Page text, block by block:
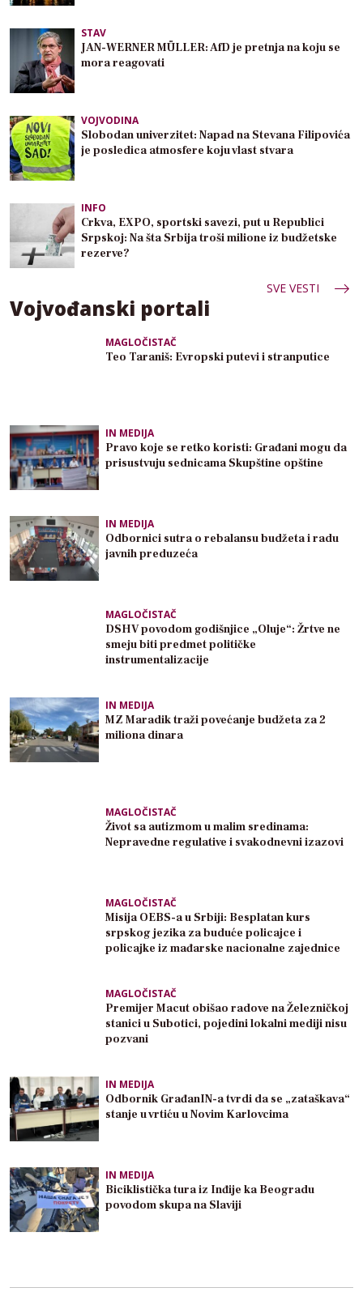
STAV
JAN-WERNER MÜLLER: AfD je pretnja na koju se
mora reagovati
VOJVODINA
Slobodan univerzitet: Napad na Stevana Filipovića
je posledica atmosfere koju vlast stvara
INFO
Crkva, EXPO, sportski savezi, put u Republici
Srpskoj: Na šta Srbija troši milione iz budžetske
rezerve?
SVE VESTI
Vojvođanski portali
MAGLOČISTAČ
Teo Taraniš: Evropski putevi i stranputice
IN MEDIJA
Pravo koje se retko koristi: Građani mogu da
prisustvuju sednicama Skupštine opštine
IN MEDIJA
Odbornici sutra o rebalansu budžeta i radu
javnih preduzeća
MAGLOČISTAČ
DSHV povodom godišnjice „Oluje“: Žrtve ne
smeju biti predmet političke
instrumentalizacije
IN MEDIJA
MZ Maradik traži povećanje budžeta za 2
miliona dinara
MAGLOČISTAČ
Život sa autizmom u malim sredinama:
Nepravedne regulative i svakodnevni izazovi
MAGLOČISTAČ
Misija OEBS-a u Srbiji: Besplatan kurs
srpskog jezika za buduće policajce i
policajke iz mađarske nacionalne zajednice
MAGLOČISTAČ
Premijer Macut obišao radove na Železničkoj
stanici u Subotici, pojedini lokalni mediji nisu
pozvani
IN MEDIJA
Odbornik GrađanIN-a tvrdi da se „zataškava“
stanje u vrtiću u Novim Karlovcima
IN MEDIJA
Biciklistička tura iz Inđije ka Beogradu
povodom skupa na Slaviji